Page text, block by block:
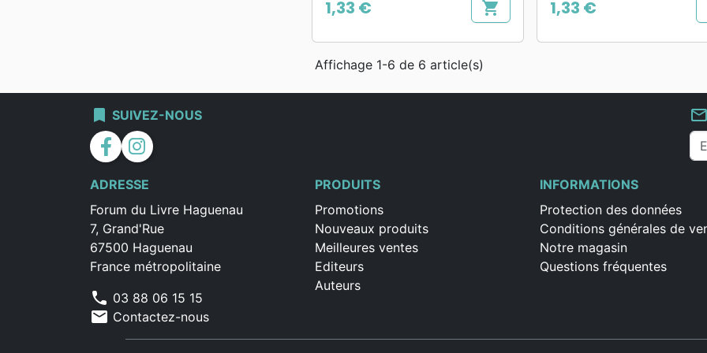
Prix
1,33 € shopping_cart Prix
1,33 €
Affichage 1-6 de 6 article(s)
bookmark SUIVEZ-NOUS
facebook instagram
mail_outline
ADRESSE
Forum du Livre Haguenau
7, Grand'Rue
67500 Haguenau
France métropolitaine
phone 03 88 06 15 15
mail Contactez-nous
PRODUITS
Promotions
Nouveaux produits
Meilleures ventes
Editeurs
Auteurs
INFORMATIONS
Protection des données
Conditions générales de
Notre magasin
Questions fréquentes